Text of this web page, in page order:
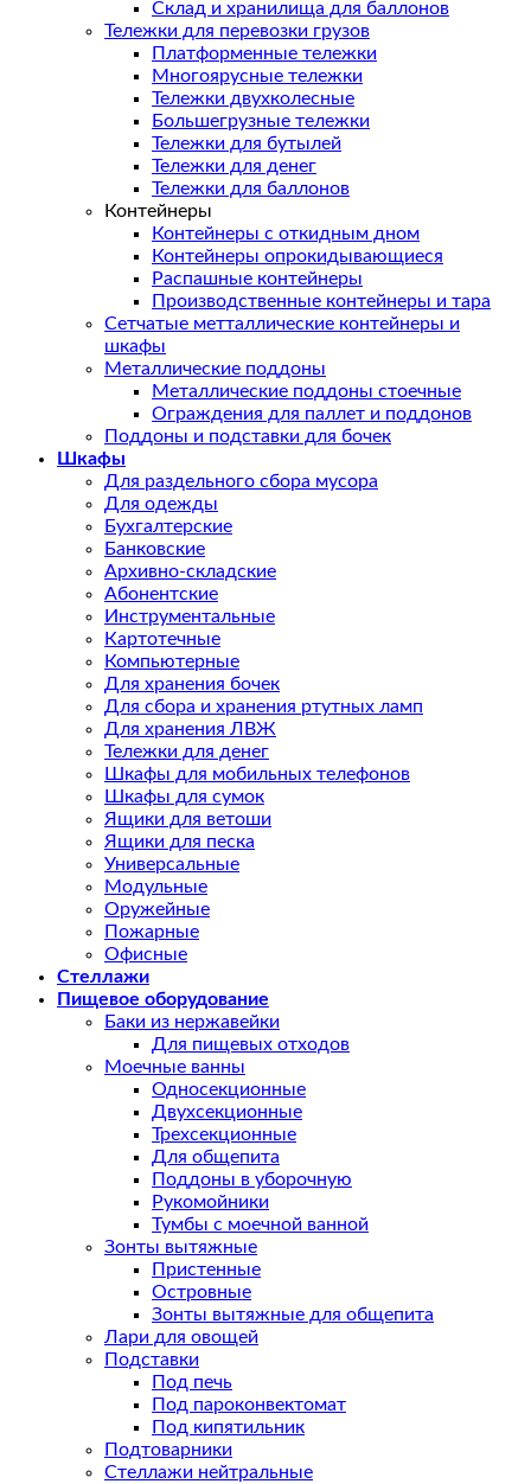
Склад и хранилища для баллонов
Тележки для перевозки грузов
Платформенные тележки
Многоярусные тележки
Тележки двухколесные
Большегрузные тележки
Тележки для бутылей
Тележки для денег
Тележки для баллонов
Контейнеры
Контейнеры с откидным дном
Контейнеры опрокидывающиеся
Распашные контейнеры
Производственные контейнеры и тара
Сетчатые метталлические контейнеры и
шкафы
Металлические поддоны
Металлические поддоны стоечные
Ограждения для паллет и поддонов
Поддоны и подставки для бочек
Шкафы
Для раздельного сбора мусора
Для одежды
Бухгалтерские
Банковские
Архивно-складские
Абонентские
Инструментальные
Картотечные
Компьютерные
Для хранения бочек
Для сбора и хранения ртутных ламп
Для хранения ЛВЖ
Тележки для денег
Шкафы для мобильных телефонов
Шкафы для сумок
Ящики для ветоши
Ящики для песка
Универсальные
Модульные
Оружейные
Пожарные
Офисные
Стеллажи
Пищевое оборудование
Баки из нержавейки
Для пищевых отходов
Моечные ванны
Односекционные
Двухсекционные
Трехсекционные
Для общепита
Поддоны в уборочную
Рукомойники
Тумбы с моечной ванной
Зонты вытяжные
Пристенные
Островные
Зонты вытяжные для общепита
Лари для овощей
Подставки
Под печь
Под пароконвектомат
Под кипятильник
Подтоварники
Стеллажи нейтральные